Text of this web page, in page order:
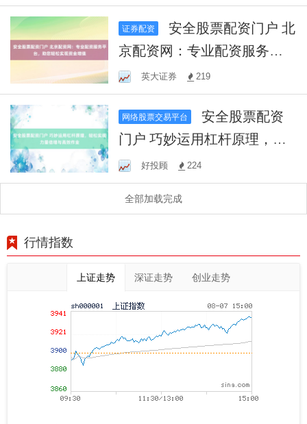
证券配资
安全股票配资门户 北
京配资网：专业配资服务平
台，助您轻松实现资金增值
英大证券 219
网络股票交易平台
安全股票配资
门户 巧妙运用杠杆原理，轻
松实现力量倍增与高效作业
好投顾 224
全部加载完成
行情指数
上证走势 深证走势 创业走势